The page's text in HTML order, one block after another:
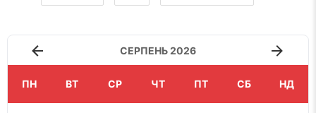
СЕРПЕНЬ 2026
ПН ВТ СР ЧТ ПТ СБ НД